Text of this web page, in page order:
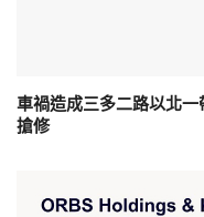
車禍造成三多二路以北
搶修